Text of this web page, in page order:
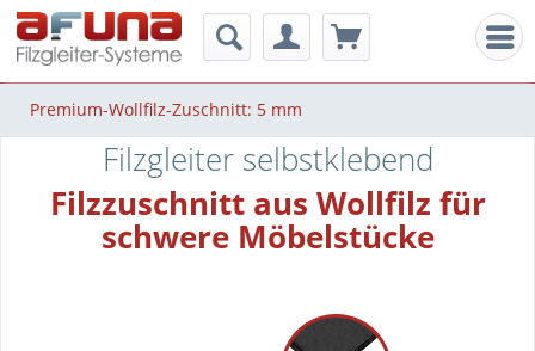
Premium-Wollfilz-Zuschnitt: 5 mm
Filzgleiter selbstklebend
Filzzuschnitt aus Wollfilz für
schwere Möbelstücke